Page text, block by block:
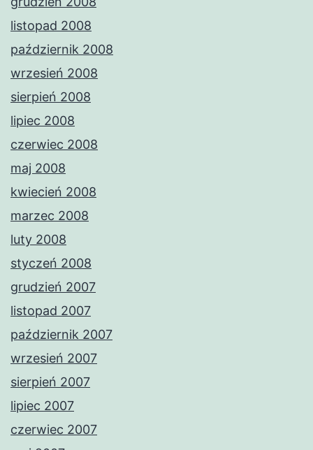
listopad 2008
październik 2008
wrzesień 2008
sierpień 2008
lipiec 2008
czerwiec 2008
maj 2008
kwiecień 2008
marzec 2008
luty 2008
styczeń 2008
grudzień 2007
listopad 2007
październik 2007
wrzesień 2007
sierpień 2007
lipiec 2007
czerwiec 2007